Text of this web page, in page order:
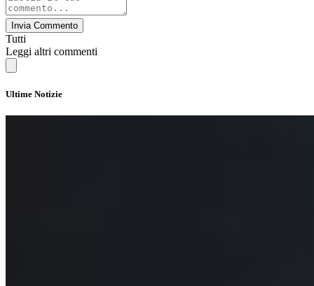
Invia Commento
Tutti
Leggi altri commenti
Ultime Notizie